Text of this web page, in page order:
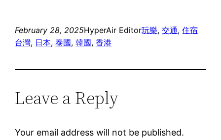
February 28, 2025HyperAir Editor玩樂, 交通, 住宿
台灣, 日本, 泰國, 韓國, 香港
Leave a Reply
Your email address will not be published.